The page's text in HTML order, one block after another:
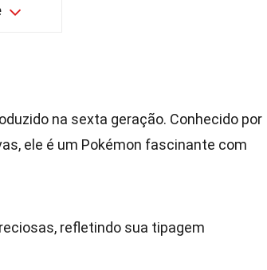
na sexta geração. Conhecido por
ele é um Pokémon fascinante com
refletindo sua tipagem